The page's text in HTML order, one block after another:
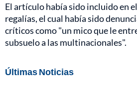
El artículo había sido incluido en
regalías, el cual había sido
críticos como "un mico que le
subsuelo a las multinacionales".
Últimas Noticias